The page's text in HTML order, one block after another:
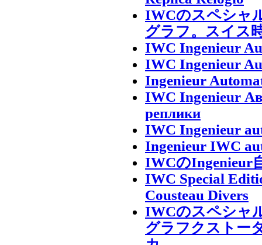
IWCのスペシャ
グラフ。スイス
IWC Ingenieur
IWC Ingenieur
Ingenieur
IWC Ingenieur
реплики
IWC Ingenieur
Ingenieur IWC
IWCのIngenieur
IWC Special
Cousteau Divers
IWCのスペシャ
グラフクストー